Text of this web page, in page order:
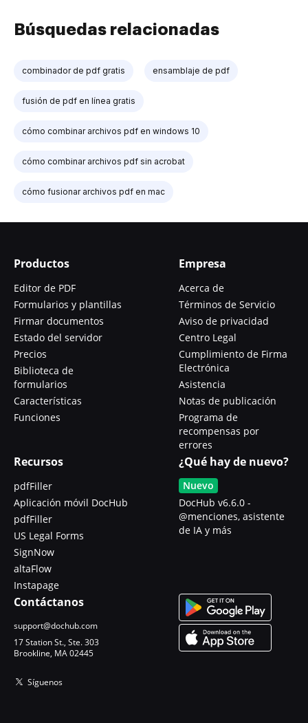
Búsquedas relacionadas
combinador de pdf gratis ensamblaje de pdf
fusión de pdf en línea gratis
cómo combinar archivos pdf en windows 10
cómo combinar archivos pdf sin acrobat
cómo fusionar archivos pdf en mac
Productos
Editor de PDF
Formularios y plantillas
Firmar documentos
Estado del servidor
Precios
Biblioteca de
formularios
Características
Funciones
Empresa
Acerca de
Términos de Servicio
Aviso de privacidad
Centro Legal
Cumplimiento de Firma
Electrónica
Asistencia
Notas de publicación
Programa de
recompensas por
errores
Recursos
pdfFiller
Aplicación móvil DocHub
pdfFiller
US Legal Forms
SignNow
altaFlow
Instapage
¿Qué hay de nuevo?
Nuevo
DocHub v6.6.0 -
@menciones, asistente
de IA y más
Contáctanos
support@dochub.com
17 Station St., Ste. 303
Brookline, MA 02445
Síguenos